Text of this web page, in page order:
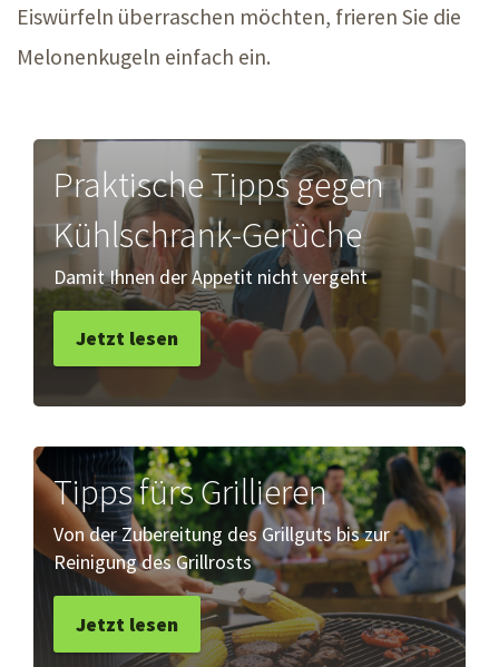
Eiswürfeln überraschen möchten, frieren Sie die
Melonenkugeln einfach ein.
Praktische Tipps gegen
Kühlschrank-Gerüche
Damit Ihnen der Appetit nicht vergeht
Jetzt lesen
Tipps fürs Grillieren
Von der Zubereitung des Grillguts bis zur
Reinigung des Grillrosts
Jetzt lesen